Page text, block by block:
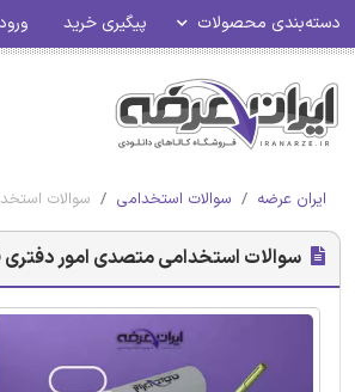
دسته‌بندی محصولات پیگیری خرید
ایران عرضه سوالات استخدامی سوالات
سوالات استخدامی متصدی امور دفتری